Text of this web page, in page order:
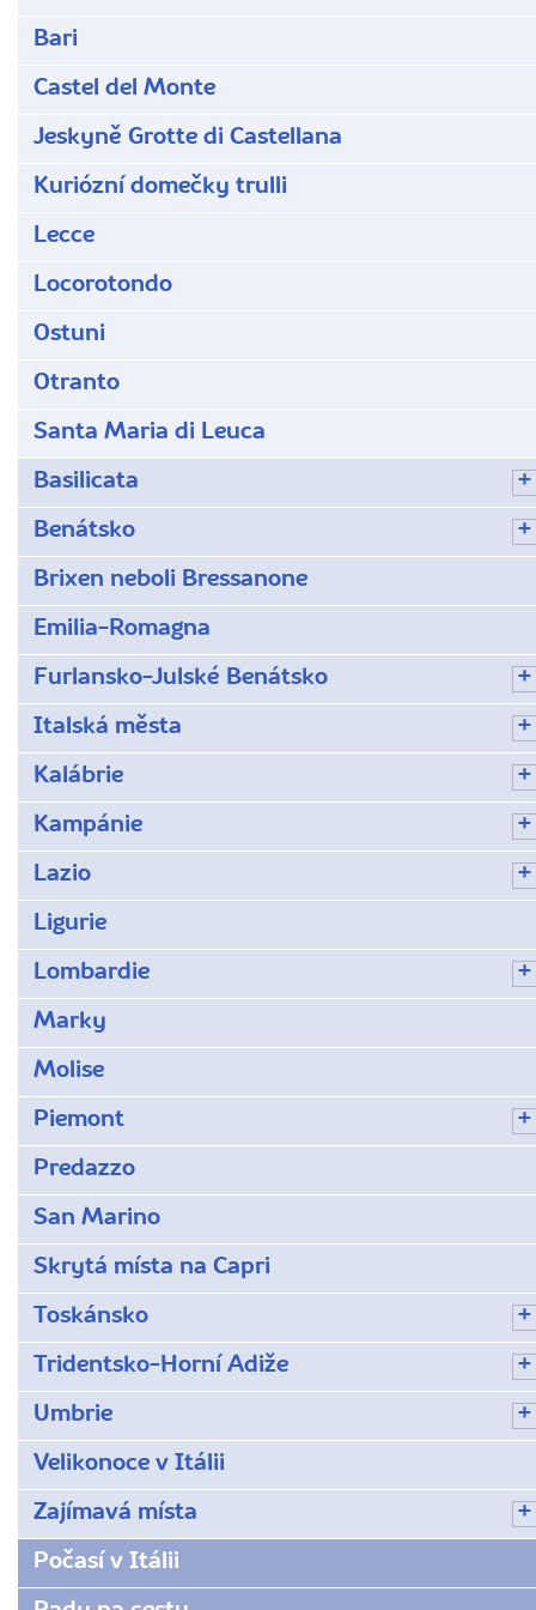
Bari
Castel del Monte
Jeskyně Grotte di Castellana
Kuriózní domečky trulli
Lecce
Locorotondo
Ostuni
Otranto
Santa Maria di Leuca
Basilicata
Benátsko
Brixen neboli Bressanone
Emilia-Romagna
Furlansko-Julské Benátsko
Italská města
Kalábrie
Kampánie
Lazio
Ligurie
Lombardie
Marky
Molise
Piemont
Predazzo
San Marino
Skrytá místa na Capri
Toskánsko
Tridentsko-Horní Adiže
Umbrie
Velikonoce v Itálii
Zajímavá místa
Počasí v Itálii